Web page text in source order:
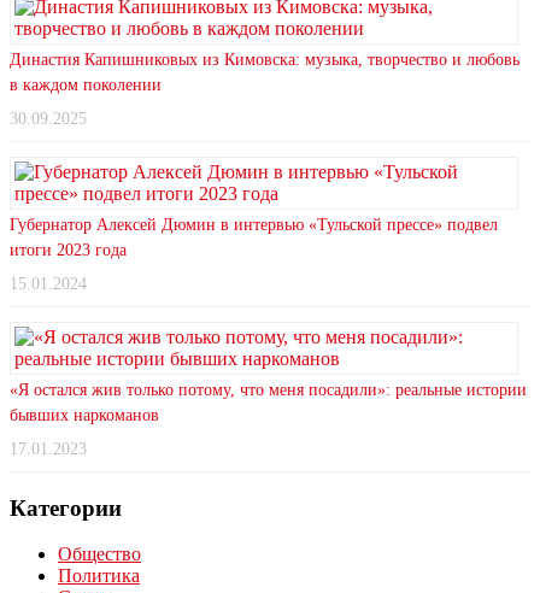
Династия Капишниковых из Кимовска: музыка, творчество и любовь
в каждом поколении
30.09.2025
Губернатор Алексей Дюмин в интервью «Тульской прессе» подвел
итоги 2023 года
15.01.2024
«Я остался жив только потому, что меня посадили»: реальные истории
бывших наркоманов
17.01.2023
Категории
Общество
Политика